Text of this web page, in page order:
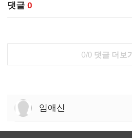
댓글 0
0/0 댓글 더보기
임애신